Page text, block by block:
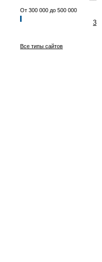
От 300 000 до 500 000
3
Все типы сайтов